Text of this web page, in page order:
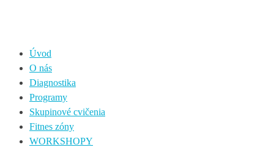
Úvod
O nás
Diagnostika
Programy
Skupinové cvičenia
Fitnes zóny
WORKSHOPY